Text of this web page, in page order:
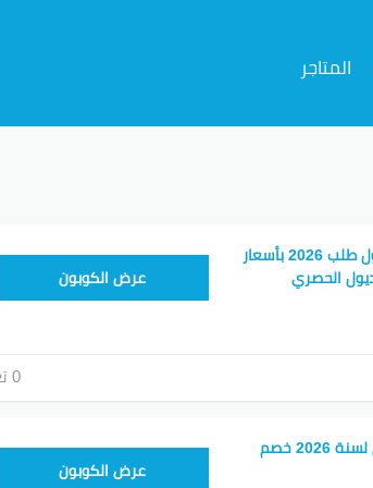
المتاجر
كود خصم ترينديول اول طلب 2026 بأسعار
الحصري
عرض الكوبون
0 تعليق
كوبون خصم ترينديول لسنة 2026 خصم
عرض الكوبون